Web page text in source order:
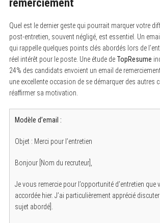
remerciement
Quel est le dernier geste qui pourrait marquer votre
post-entretien, souvent négligé, est essentiel. Un
qui rappelle quelques points clés abordés lors de
réel intérêt pour le poste. Une étude de TopResume
24% des candidats envoient un email de
une excellente occasion de se démarquer des autres
réaffirmer sa motivation.
Modèle d’email :
Objet : Merci pour l’entretien
Bonjour [Nom du recruteur],
Je vous remercie pour l’opportunité d’entretien que
accordée hier. J’ai particulièrement apprécié
sujet abordé].